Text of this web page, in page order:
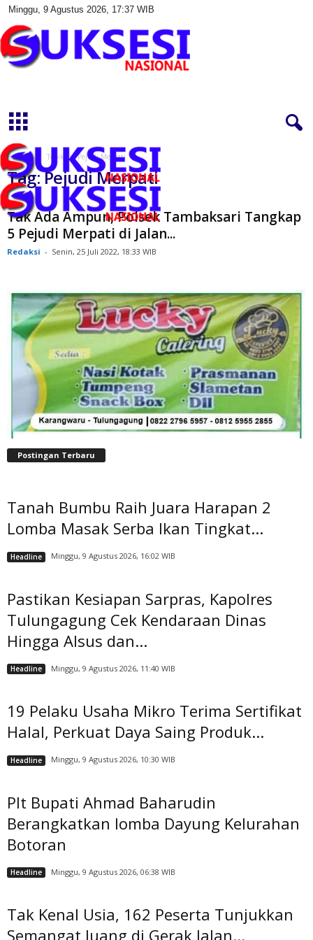
Minggu, 9 Agustus 2026, 17:37 WIB
s
i
a
s
Beranda Topik Pejudi Merpati
Tag: Pejudi Merpati
Tak Ada Ampun, Polsek Tambaksari Tangkap
5 Pejudi Merpati di Jalan...
Redaksi - Senin, 25 Juli 2022, 18:33 WIB
Postingan Terbaru
Tanah Bumbu Raih Juara Harapan 2
Lomba Masak Serba Ikan Tingkat...
Headline Minggu, 9 Agustus 2026, 16:02 WIB
Pastikan Kesiapan Sarpras, Kapolres
Tulungagung Cek Kendaraan Dinas
Hingga Alsus dan...
Headline Minggu, 9 Agustus 2026, 11:40 WIB
19 Pelaku Usaha Mikro Terima Sertifikat
Halal, Perkuat Daya Saing Produk...
Headline Minggu, 9 Agustus 2026, 10:30 WIB
Plt Bupati Ahmad Baharudin
Berangkatkan lomba Dayung Kelurahan
Botoran
Headline Minggu, 9 Agustus 2026, 06:38 WIB
Tak Kenal Usia, 162 Peserta Tunjukkan
Semangat Juang di Gerak Jalan...